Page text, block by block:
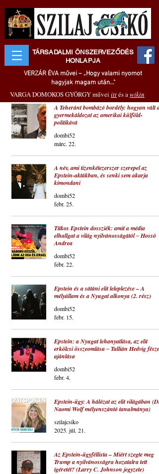
TÁRSADALMI ÖNSZERVEZŐDÉS
HONLAPJA
VERZÁR ÉVA művei – „Hogy valami nyomot
hagyjak magam után..."
VARGA DOMOKOS GYÖRGY művei ittés awikin
A Teheránt bombázó bordély: hogyan vált a
gyermekáldozat az amerikai külföld-
politikává
dombi52
márc. 22.
A név, ami tizenkétezerszer szerepel az
Epstein-aktákban, és senki sem akarja
kimondani
dombi52
febr. 25.
Titkos Epstein dossziék: amit a média
elhallgat a világ nyilvánosságától ‒ Hossó
Andrea
dombi52
febr. 22.
Epstein és a sátáni elit leleplezése – A
mélyállam és a Nyugat alkonya (2. rész)
dombi52
febr. 15.
Epstein: a Nyugat lehanyatlása, az elit
erkölcsi összeomlása ‒ Tallián Hedvig fészes
ajánlása
dombi52
febr. 4.
Epstein-ügy: A hálózat az elit világában (Dr.
Naomi Wolf mélyenszántó tanulmánya)
szilajcsiko
2025. júl. 21.
Az Epstein-ügyféllista – Miért szegte meg
Trump a nyilvánosságra hozatalra tett
ígéretét? (Larry C. Johnson jegyzete)